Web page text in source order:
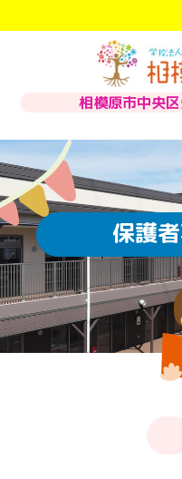
相模原市中央
保護